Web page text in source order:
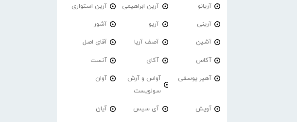
آریانو آرین ابراهیمی آرین استواری
آرینی آریو آشور
آشین آصف آریا آقای اصل
آکاس آکای آنست
آهیر یوسفی
آواس و آرش
سولویست
آوان
آویش آی سیس آیان